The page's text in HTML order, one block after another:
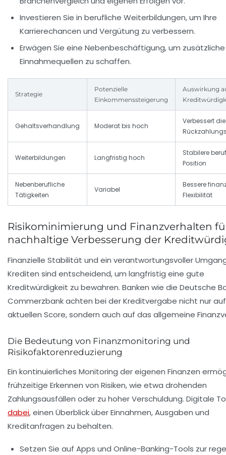
Investieren Sie in berufliche Weiterbildungen, um Ihre
Karrierechancen und Vergütung zu verbessern.
Erwägen Sie eine Nebenbeschäftigung, um zusätzliche
Einnahmequellen zu schaffen.
Strategie
Potenzielle
Einkommenssteigerung
Auswirkung
Gehaltsverhandlung Moderat bis hoch
Verbessert die
Weiterbildungen Langfristig hoch
Stabilere
Position
Nebenberufliche
Tätigkeiten
Variabel
Bessere
Flexibilität
Risikominimierung und Finanzverhalten
nachhaltige Verbesserung der
Finanzielle Stabilität und ein verantwortungsvoller
Krediten sind entscheidend, um langfristig eine gute
Kreditwürdigkeit zu bewahren. Banken wie die Deutsche
Commerzbank achten bei der Kreditvergabe nicht nur
aktuellen Score, sondern auch auf das allgemeine
Die Bedeutung von Finanzmonitoring und
Risikofaktorenreduzierung
Ein kontinuierliches Monitoring der eigenen Finanzen
frühzeitige Erkennen von Risiken, wie etwa drohenden
Zahlungsausfällen oder zu hoher Verschuldung. Digitale
dabei, einen Überblick über Einnahmen, Ausgaben und
Kreditanfragen zu behalten.
Setzen Sie auf Apps und Online-Banking-Tools zur